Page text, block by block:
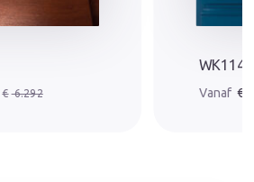
€ 6.292 prijs was: € 6.292.
is: € 5.750.
WK1142
€